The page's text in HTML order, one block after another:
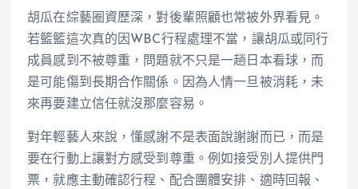
胡瓜在綜藝圈資歷深，對後輩照顧也常被外界看見。
若籃籃這次真的因WBC行程處理不當，讓胡瓜或同行
成員感到不被尊重，問題就不只是一趟日本看球，而
是可能傷到長期合作關係。因為人情一旦被消耗，未
來再要建立信任就沒那麼容易。
對年輕藝人來說，懂感謝不是表面說謝謝而已，而是
要在行動上讓對方感受到尊重。例如接受別人提供門
票，就應主動確認行程、配合團體安排、適時回報、